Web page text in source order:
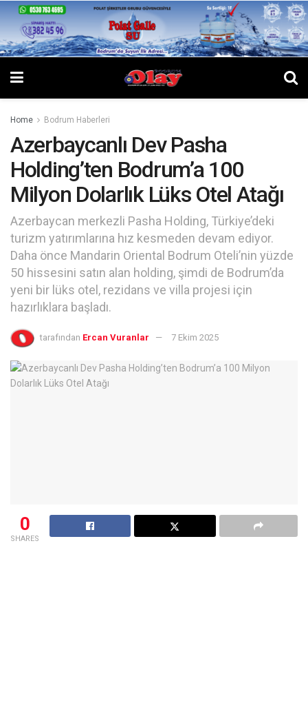
Home Bodrum Haberleri
Azerbaycanlı Dev Pasha
Holding’ten Bodrum’a 100
Milyon Dolarlık Lüks Otel Atağı
Azerbaycan merkezli Pasha Holding, Türkiye’deki
turizm yatırımlarına hız kesmeden devam ediyor.
Daha önce Mandarin Oriental Bodrum Oteli’nin yüzde
50 hissesini satın alan holding, şimdi de Bodrum’da
yeni bir lüks otel, rezidans ve villa projesi için
hazırlıklara başladı.
tarafından Ercan Vuranlar 7 Ekim 2025
0
SHARES